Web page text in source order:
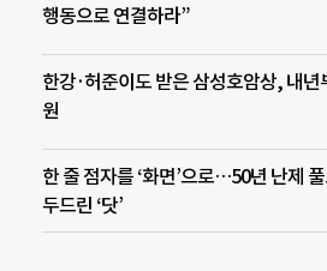
행동으로 연결하라”
한강·허준이도 받은 삼성호암상, 내년
원
한 줄 점자를 ‘화면’으로…50년 난제
두드린 ‘닷’